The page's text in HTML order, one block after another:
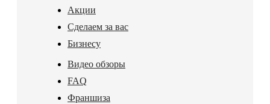
Акции
Сделаем за вас
Бизнесу
Видео обзоры
FAQ
Франшиза